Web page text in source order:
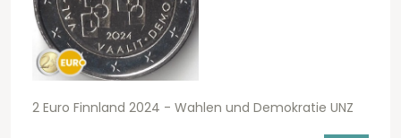
2 Euro Finnland 2024 - Wahlen und Demokratie UNZ